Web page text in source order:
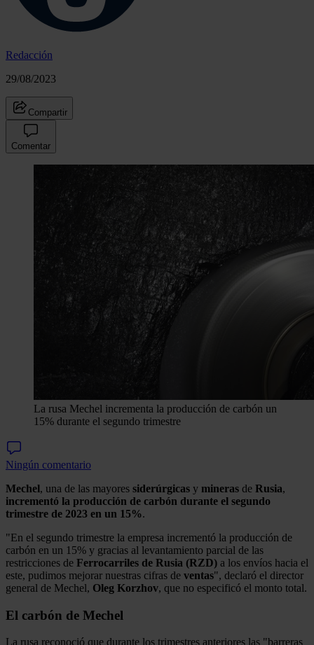
Redacción
29/08/2023
Compartir
Comentar
La rusa Mechel incrementa la producción de carbón un
15% durante el segundo trimestre
Ningún comentario
Mechel, una de las mayores siderúrgicas y mineras de Rusia,
incrementó la producción de carbón durante el segundo
trimestre de 2023 en un 15%.
"En el segundo trimestre la empresa incrementó la producción de
carbón en un 15% y gracias al levantamiento parcial de las
restricciones de Ferrocarriles de Rusia (RZD) a los envíos hacia el
este, pudimos mejorar nuestras cifras de ventas", declaró el director
general de Mechel, Oleg Korzhov, que no especificó el monto total.
El carbón de Mechel
La rusa reconoció que durante los trimestres anteriores las "barreras